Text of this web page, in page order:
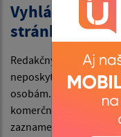
Vyhlásenie
stránky
Redakčný systém firmy
neposkytuje údaje
osobám. Tak isto ich
komerčné
zaznamenávané v